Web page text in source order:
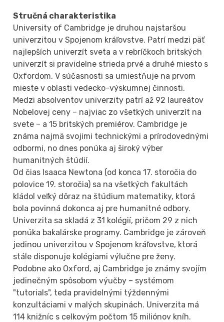
Stručná charakteristika
University of Cambridge je druhou najstaršou
univerzitou v Spojenom kráľovstve. Patrí medzi päť
najlepších univerzít sveta a v rebríčkoch britských
univerzít si pravidelne strieda prvé a druhé miesto s
Oxfordom. V súčasnosti sa umiestňuje na prvom
mieste v oblasti vedecko-výskumnej činnosti.
Medzi absolventov univerzity patrí až 92 laureátov
Nobelovej ceny – najviac zo všetkých univerzít na
svete – a 15 britských premiérov. Cambridge je
známa najmä svojimi technickými a prírodovednými
odbormi, no dnes ponúka aj široký výber
humanitných štúdií.
Od čias Isaaca Newtona (od konca 17. storočia do
polovice 19. storočia) sa na všetkých fakultách
kládol veľký dôraz na štúdium matematiky, ktorá
bola povinná dokonca aj pre humanitné odbory.
Univerzita sa skladá z 31 kolégií, pričom 29 z nich
ponúka bakalárske programy. Cambridge je zároveň
jedinou univerzitou v Spojenom kráľovstve, ktorá
stále disponuje kolégiami výlučne pre ženy.
Podobne ako Oxford, aj Cambridge je známy svojím
jedinečným spôsobom výučby – systémom
"tutorials", teda pravidelnými týždennými
konzultáciami v malých skupinách. Univerzita má
114 knižníc s celkovým počtom 15 miliónov kníh.